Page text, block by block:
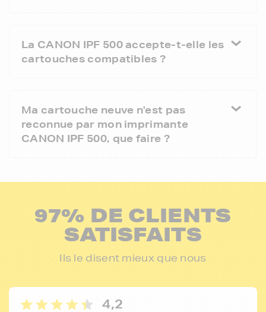
La CANON IPF 500 accepte-t-elle les
cartouches compatibles ?
Ma cartouche neuve n'est pas
reconnue par mon imprimante
CANON IPF 500, que faire ?
97% DE CLIENTS
SATISFAITS
Ils le disent mieux que nous
4,2